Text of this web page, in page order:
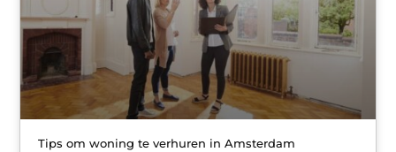
Tips om woning te verhuren in Amsterdam